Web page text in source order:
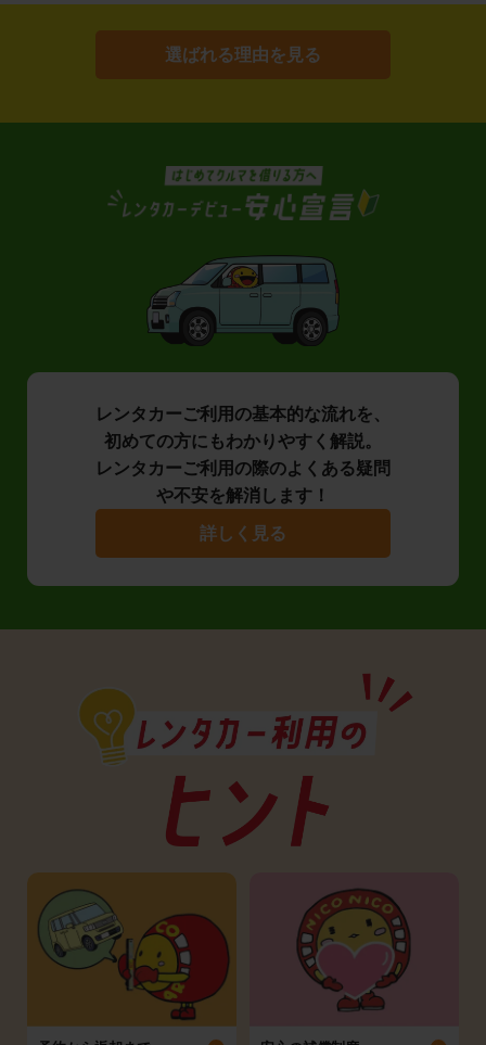
選ばれる理由を見る
レンタカーご利用の基本的な流れを、
初めての方にもわかりやすく解説。
レンタカーご利用の際のよくある疑問
や不安を解消します！
詳しく見る